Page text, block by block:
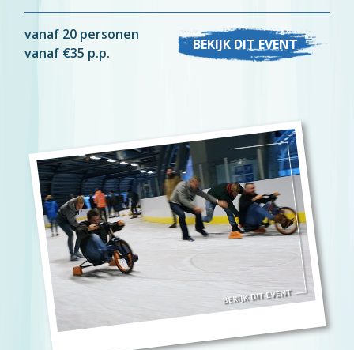
vanaf 20 personen
vanaf €35 p.p.
BEKIJK DIT EVENT